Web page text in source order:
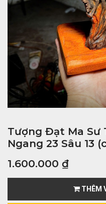
Tượng Đạt Ma Sư
Ngang 23 Sâu 13
1.600.000 ₫
THÊM